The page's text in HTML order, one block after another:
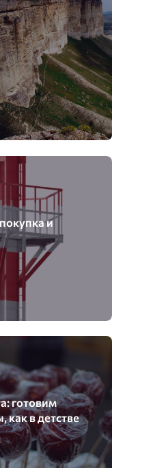
и
готовим
в детстве